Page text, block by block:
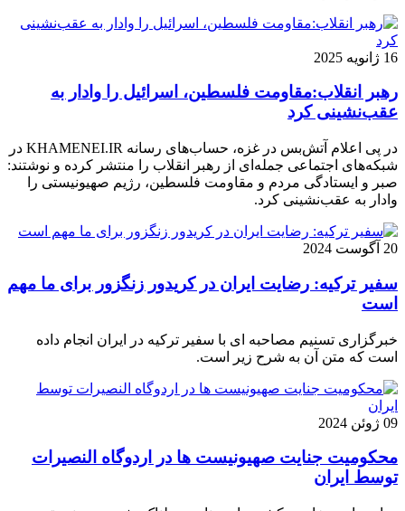
16 ژانویه 2025
رهبر انقلاب:مقاومت فلسطین، اسرائیل را وادار به
عقب‌نشینی کرد
در پی اعلام آتش‌بس در غزه، حساب‌های رسانه KHAMENEI.IR در
شبکه‌های اجتماعی جمله‌ای از رهبر انقلاب را منتشر کرده و نوشتند:
صبر و ایستادگی مردم و مقاومت فلسطین، رژیم صهیونیستی را
وادار به عقب‌نشینی کرد.
20 آگوست 2024
سفیر ترکیه: رضایت ایران در کریدور زنگزور برای ما مهم
است
خبرگزاری تسنیم مصاحبه ای با سفیر ترکیه در ایران انجام داده
است که متن آن به شرح زیر است.
09 ژوئن 2024
محکومیت جنایت صهیونیست ها در اردوگاه النصیرات
توسط ایران